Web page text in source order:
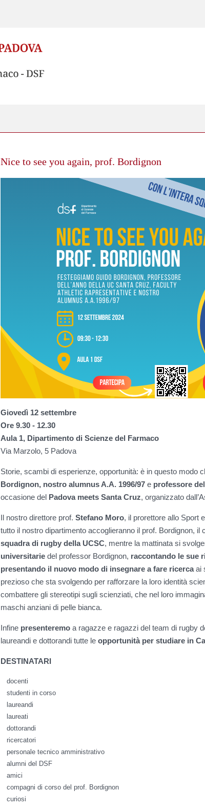
Nice to see you again, prof. Bordignon
Giovedì 12 settembre
Ore 9.30 - 12.30
Aula 1, Dipartimento di Scienze del Farmaco
Via Marzolo, 5 Padova
Storie, scambi di esperienze, opportunità: è in questo modo
Bordignon, nostro alumnus A.A. 1996/97 e professore
occasione del Padova meets Santa Cruz, organizzato
Il nostro direttore prof. Stefano Moro, il prorettore allo Sport
tutto il nostro dipartimento accoglieranno il prof. Bordignon, il
squadra di rugby della UCSC, mentre la mattinata si
universitarie del professor Bordignon, raccontando le sue
presentando il nuovo modo di insegnare a fare ricercaai
prezioso che sta svolgendo per rafforzare la loro identità
combattere gli stereotipi sugli scienziati, che nel loro
maschi anziani di pelle bianca.
Infine presenteremo a ragazze e ragazzi del team di rugby
laureandi e dottorandi tutte le opportunità per studiare in
DESTINATARI
docenti
studenti in corso
laureandi
laureati
dottorandi
ricercatori
personale tecnico amministrativo
alumni del DSF
amici
compagni di corso del prof. Bordignon
curiosi